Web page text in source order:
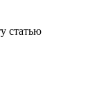
статью